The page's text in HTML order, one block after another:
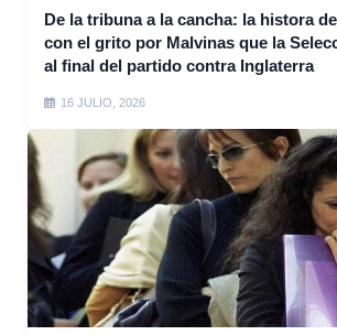
De la tribuna a la cancha: la histora
con el grito por Malvinas que la
al final del partido contra Inglaterra
16 JULIO, 2026